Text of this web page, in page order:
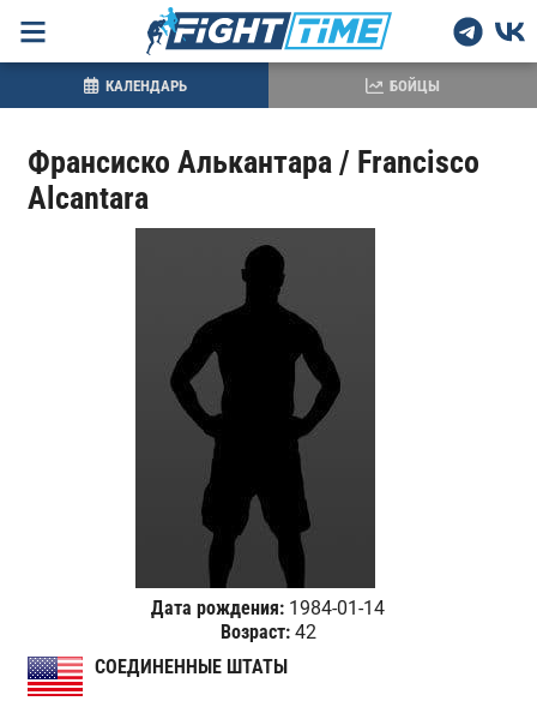
Франсиско Алькантара / Francisco
Alcantara
Дата рождения: 1984-01-14
Возраст:42
СОЕДИНЕННЫЕ ШТАТЫ
КАЛЕНДАРЬ БОЙЦЫ